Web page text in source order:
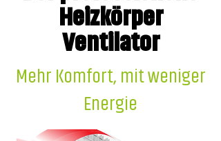
Heizkörper
Ventilator
Mehr Komfort, mit weniger
Energie